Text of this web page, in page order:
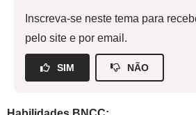
Inscreva-se neste tema para
pelo site e por email.
SIM NÃO